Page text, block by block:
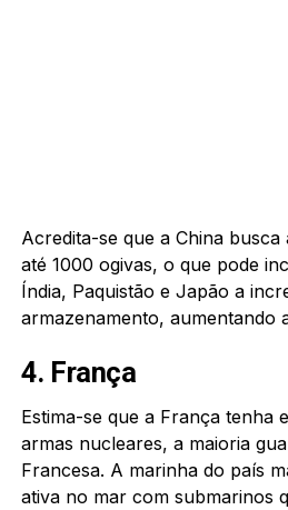
Acredita-se que a China
até 1000 ogivas, o que pode
Índia, Paquistão e Japão a
armazenamento, aumentando
4. França
Estima-se que a França tenha
armas nucleares, a maioria
Francesa. A marinha do país
ativa no mar com submarinos